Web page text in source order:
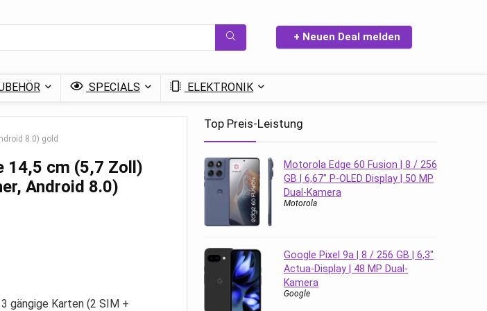
+ Neuen Deal melden
SPECIALS ELEKTRONIK
8.0) gold
14,5 cm (5,7 Zoll)
Android 8.0)
gängige Karten (2 SIM +
Top Preis-Leistung
Motorola Edge 60 Fusion | 8 / 256
GB | 6,67″ P-OLED Display | 50 MP
Dual-Kamera
Motorola
Google Pixel 9a | 8 / 256 GB | 6,3″
Actua-Display | 48 MP Dual-
Kamera
Google